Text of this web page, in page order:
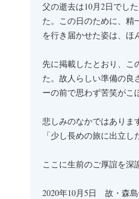
父の逝去は10月2日でし
た。この日のために、精
を行き届かせた姿は、ほ
先に掲載したとおり、こ
た。故人らしい準備の良
ーの前で思わず苦笑がこ
悲しみのなかではありま
「少し長めの旅に出立
ここに生前のご厚誼を深
2020年10月5日 故・森